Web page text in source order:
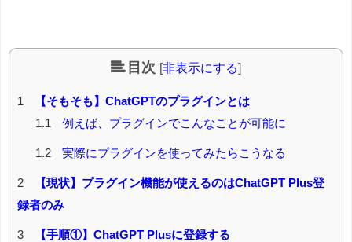
目次 [非表示にする]
1
【そもそも】ChatGPTのプラグインとは
1.1
例えば、プラグインでこんなことが可能に
1.2 実際にプラグインを使ってみたらこうなる
2
【現状】プラグイン機能が使えるのはChatGPT Plus登
録者のみ
3 【手順①】ChatGPT Plusに登録する